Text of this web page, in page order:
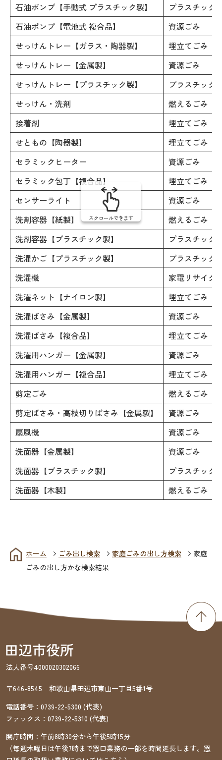
石油ポンプ【手動式 プラスチック製】
プラスチック
石油ポンプ【電池式 複合品】
資源ごみ
せっけんトレー【ガラス・陶器製】
埋立てごみ
せっけんトレー【金属製】
資源ごみ
せっけんトレー【プラスチック製】
プラスチック
せっけん・洗剤
燃えるごみ
接着剤
埋立てごみ
せともの【陶器製】
埋立てごみ
セラミックヒーター
資源ごみ
セラミック包丁【複合品】
埋立てごみ
センサーライト
資源ごみ
洗剤容器【紙製】
燃えるごみ
洗剤容器【プラスチック製】
プラスチック
洗濯かご【プラスチック製】
プラスチック
洗濯機
家電リサイク
洗濯ネット【ナイロン製】
埋立てごみ
洗濯ばさみ【金属製】
資源ごみ
洗濯ばさみ【複合品】
埋立てごみ
洗濯用ハンガー【金属製】
資源ごみ
洗濯用ハンガー【複合品】
埋立てごみ
剪定ごみ
燃えるごみ
剪定ばさみ・高枝切りばさみ【金属製】
資源ごみ
扇風機
資源ごみ
洗面器【金属製】
資源ごみ
洗面器【プラスチック製】
プラスチック
洗面器【木製】
燃えるごみ
スクロールできます
ホーム ごみ出し検索 家庭ごみの出し方検索
家庭
ごみの出し方かな検索結果
法人番号4000020302066
〒646-8545 和歌山県田辺市東山一丁目5番1号
電話番号： 0739-22-5300 (代表)
ファックス： 0739-22-5310 (代表)
開庁時間：午前8時30分から午後5時15分
（毎週木曜日は午後7時まで窓口業務の一部を時間延長します。 窓